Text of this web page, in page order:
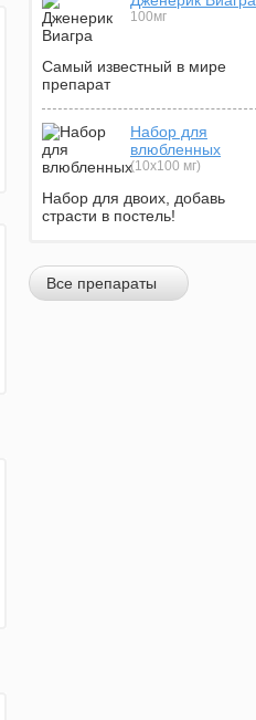
100мг
Самый известный в мире
препарат
Набор для
влюбленных
(10х100 мг)
Набор для двоих, добавь
страсти в постель!
Все препараты